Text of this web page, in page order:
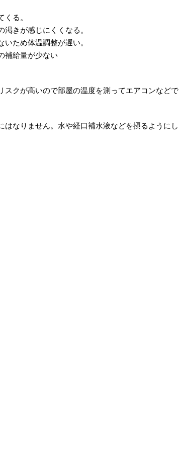
くる。
渇きが感じにくくなる。
いため体温調整が遅い。
補給量が少ない
スクが高いので部屋の温度を測ってエアコンなどで
はなりません。水や経口補水液などを摂るようにし